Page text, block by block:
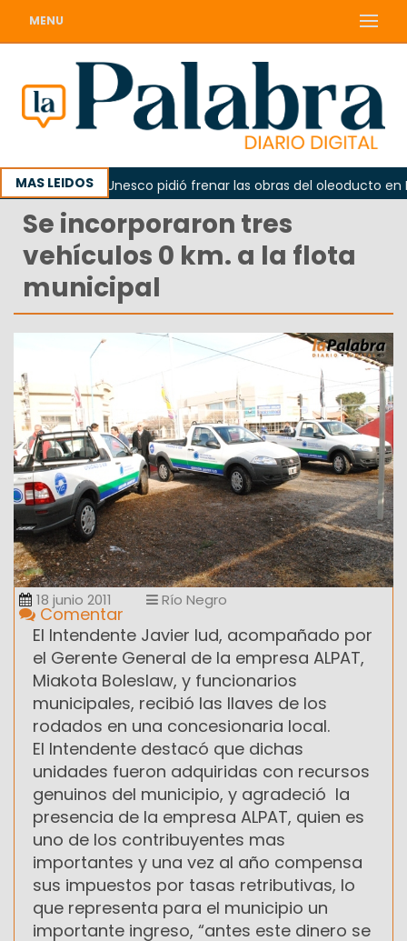
MENU
MAS LEIDOSLa Unesco pidió frenar las obras del oleoducto en
Se incorporaron tres
vehículos 0 km. a la flota
municipal
18 junio 2011 Río Negro
Comentar
El Intendente Javier Iud, acompañado por
el Gerente General de la empresa ALPAT,
Miakota Boleslaw, y funcionarios
municipales, recibió las llaves de los
rodados en una concesionaria local.
El Intendente destacó que dichas
unidades fueron adquiridas con recursos
genuinos del municipio, y agradeció la
presencia de la empresa ALPAT, quien es
uno de los contribuyentes mas
importantes y una vez al año compensa
sus impuestos por tasas retributivas, lo
que representa para el municipio un
importante ingreso, “antes este dinero se